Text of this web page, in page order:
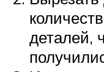
деталей,